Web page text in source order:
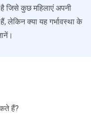
जिसे कुछ महिलाएं अपनी
लेकिन क्या यह गर्भावस्था के
हैं?